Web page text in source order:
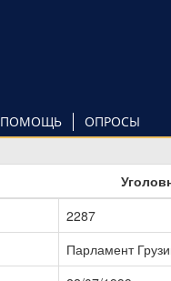
ПОМОЩЬ ОПРОСЫ
2287
Парламент